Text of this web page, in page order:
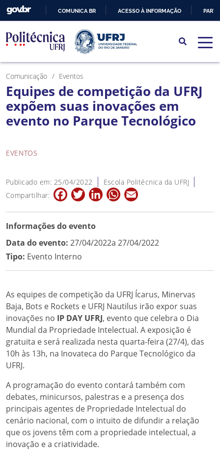
PARA
O
CONTEÚDO
COMUNICA BR ACESSO À INFORMAÇÃO
Comunicação Eventos
Equipes de competição da UFRJ
expõem suas inovações em
evento no Parque Tecnológico
EVENTOS
Publicado em: 25/04/2022
Escola Politécnica da UFRJ
Compartilhar:
FacebookTwitterLinkedInWhatsApp
Informações do evento
Data do evento: 27/04/2022a 27/04/2022
Tipo: Evento Interno
As equipes de competição da UFRJ Ícarus, Minervas
Baja, Bots e Rockets e UFRJ Nautilus irão expor suas
inovações no IP DAY UFRJ, evento que celebra o Dia
Mundial da Propriedade Intelectual. A exposição é
gratuita e será realizada nesta quarta-feira (27/4), das
10h às 13h, na Inovateca do Parque Tecnológico da
UFRJ.
A programação do evento contará também com
debates, minicursos, palestras e a presença dos
principais agentes de Propriedade Intelectual do
cenário nacional, com o intuito de difundir a relação
que os jovens têm com a propriedade intelectual, a
inovação e a criatividade.